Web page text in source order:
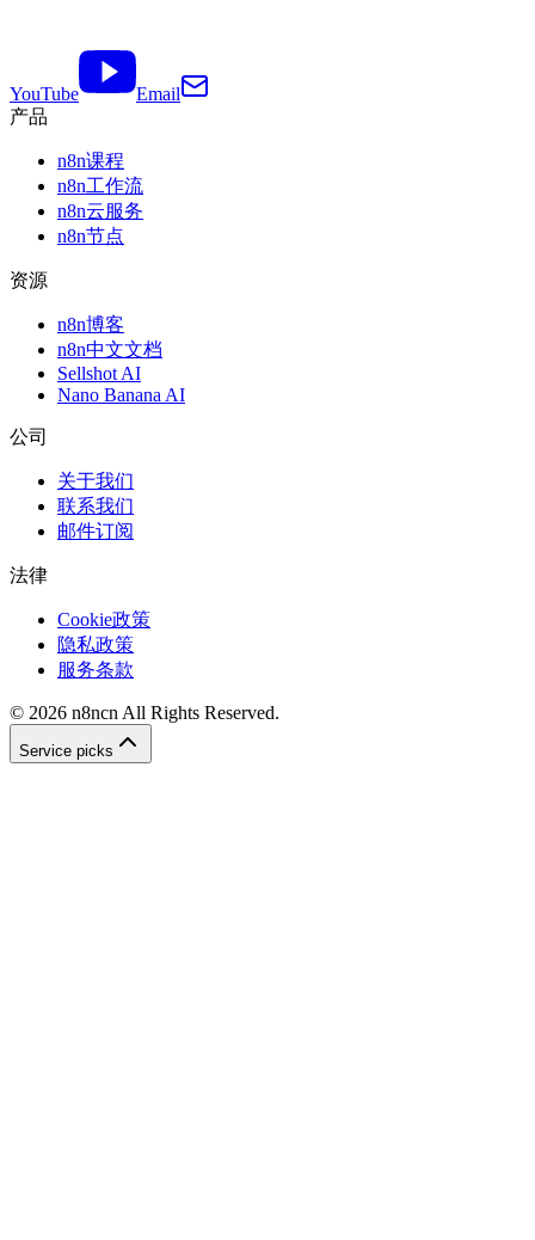
YouTube
Email
产品
n8n课程
n8n工作流
n8n云服务
n8n节点
资源
n8n博客
n8n中文文档
Sellshot AI
Nano Banana AI
公司
关于我们
联系我们
邮件订阅
法律
Cookie政策
隐私政策
服务条款
© 2026 n8ncn All Rights Reserved.
Service picks